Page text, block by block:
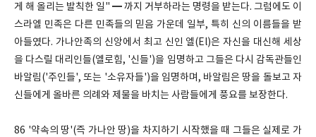
게 해 올리는 발칙한 일" ━ 까지 거부하라는 명령을 받는다. 그럼에도 이
스라엘 민족은 다른 민족들의 믿음 가운데 일부, 특히 신의 이름들을 받
아들였다. 가나안족의 신앙에서 최고 신인 엘(El)은 자신을 대신해 세상
을 다스릴 대리인들(엘로힘, '신들')을 임명하고 그들은 다시 감독관들인
바알림('주인들', 또는 '소유자들')을 임명하며, 바알림은 땅을 돌보고 자
신들에게 올바른 의례와 제물을 바치는 사람들에게 풍요를 보장한다.
86 '약속의 땅'(즉 가나안 땅)을 차지하기 시작했을 때 그들은 실제로 가